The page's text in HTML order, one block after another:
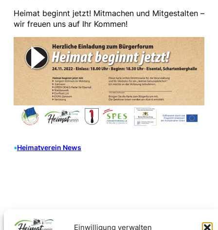
Einwilligung verwalten
Heimat beginnt jetzt! Mitmachen und Mitgestalten –
wir freuen uns auf Ihr Kommen!
•Heimatverein News